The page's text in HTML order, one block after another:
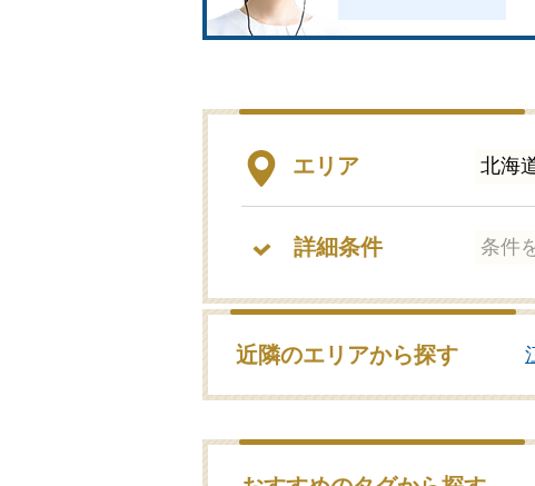
エリア 北海
詳細条件 条件
近隣のエリアから探す